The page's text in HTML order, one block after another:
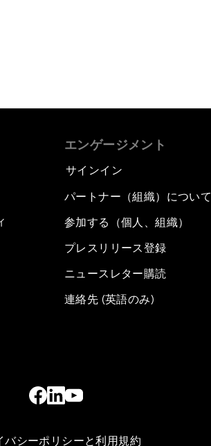
エンゲージメント
サインイン
パートナー（組織）について
参加する（個人、組織）
プレスリリース登録
ニュースレター購読
連絡先 (英語のみ)
バシーポリシーと利用規約